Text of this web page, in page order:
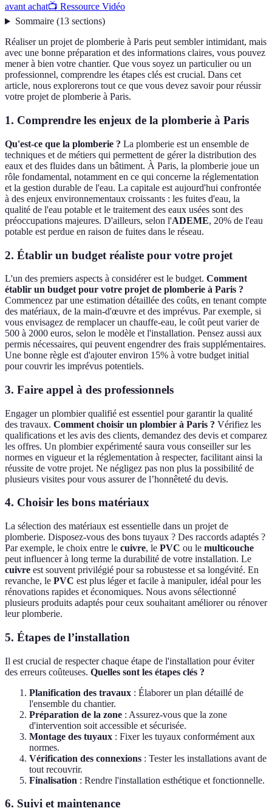
avant achat📺 Ressource Vidéo
Sommaire(13 sections)
Réaliser un projet de plomberie à Paris peut sembler intimidant, mais
avec une bonne préparation et des informations claires, vous pouvez
mener à bien votre chantier. Que vous soyez un particulier ou un
professionnel, comprendre les étapes clés est crucial. Dans cet
article, nous explorerons tout ce que vous devez savoir pour réussir
votre projet de plomberie à Paris.
1. Comprendre les enjeux de la plomberie à Paris
Qu'est-ce que la plomberie ? La plomberie est un ensemble de
techniques et de métiers qui permettent de gérer la distribution des
eaux et des fluides dans un bâtiment. À Paris, la plomberie joue un
rôle fondamental, notamment en ce qui concerne la réglementation
et la gestion durable de l'eau. La capitale est aujourd'hui confrontée
à des enjeux environnementaux croissants : les fuites d'eau, la
qualité de l'eau potable et le traitement des eaux usées sont des
préoccupations majeures. D'ailleurs, selon l'ADEME, 20% de l'eau
potable est perdue en raison de fuites dans le réseau.
2. Établir un budget réaliste pour votre projet
L'un des premiers aspects à considérer est le budget. Comment
établir un budget pour votre projet de plomberie à Paris ?
Commencez par une estimation détaillée des coûts, en tenant compte
des matériaux, de la main-d'œuvre et des imprévus. Par exemple, si
vous envisagez de remplacer un chauffe-eau, le coût peut varier de
500 à 2000 euros, selon le modèle et l'installation. Pensez aussi aux
permis nécessaires, qui peuvent engendrer des frais supplémentaires.
Une bonne règle est d'ajouter environ 15% à votre budget initial
pour couvrir les imprévus potentiels.
3. Faire appel à des professionnels
Engager un plombier qualifié est essentiel pour garantir la qualité
des travaux. Comment choisir un plombier à Paris ? Vérifiez les
qualifications et les avis des clients, demandez des devis et comparez
les offres. Un plombier expérimenté saura vous conseiller sur les
normes en vigueur et la réglementation à respecter, facilitant ainsi la
réussite de votre projet. Ne négligez pas non plus la possibilité de
plusieurs visites pour vous assurer de l’honnêteté du devis.
4. Choisir les bons matériaux
La sélection des matériaux est essentielle dans un projet de
plomberie. Disposez-vous des bons tuyaux ? Des raccords adaptés ?
Par exemple, le choix entre le cuivre, le PVC ou le multicouche
peut influencer à long terme la durabilité de votre installation. Le
cuivre est souvent privilégié pour sa robustesse et sa longévité. En
revanche, le PVC est plus léger et facile à manipuler, idéal pour les
rénovations rapides et économiques. Nous avons sélectionné
plusieurs produits adaptés pour ceux souhaitant améliorer ou rénover
leur plomberie.
5. Étapes de l’installation
Il est crucial de respecter chaque étape de l'installation pour éviter
des erreurs coûteuses. Quelles sont les étapes clés ?
Planification des travaux : Élaborer un plan détaillé de
l'ensemble du chantier.
Préparation de la zone : Assurez-vous que la zone
d'intervention soit accessible et sécurisée.
Montage des tuyaux : Fixer les tuyaux conformément aux
normes.
Vérification des connexions : Tester les installations avant de
tout recouvrir.
Finalisation : Rendre l'installation esthétique et fonctionnelle.
6. Suivi et maintenance